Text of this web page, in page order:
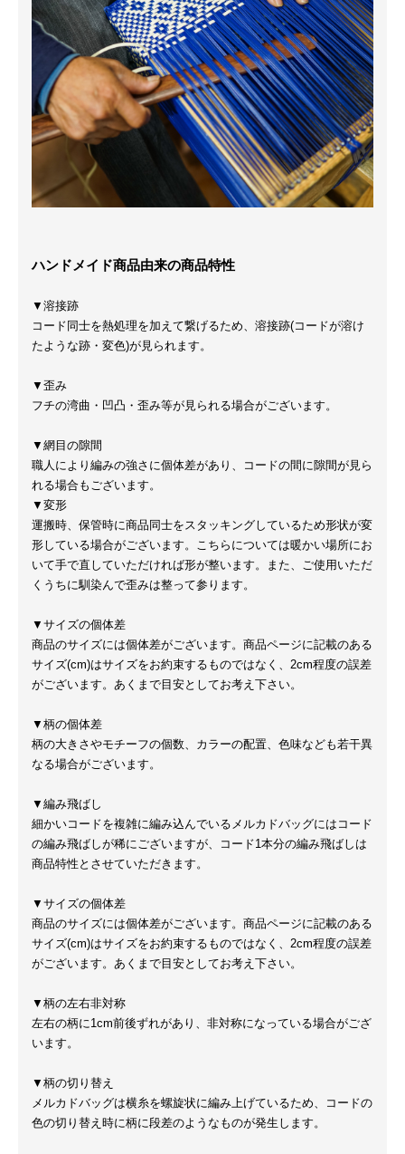
ハンドメイド商品由来の商品特性
▼溶接跡
コード同士を熱処理を加えて繋げるため、溶接跡(コードが溶け
たような跡・変色)が見られます。
▼歪み
フチの湾曲・凹凸・歪み等が見られる場合がございます。
▼網目の隙間
職人により編みの強さに個体差があり、コードの間に隙間が見ら
れる場合もございます。
▼変形
運搬時、保管時に商品同士をスタッキングしているため形状が変
形している場合がございます。こちらについては暖かい場所にお
いて手で直していただければ形が整います。また、ご使用いただ
くうちに馴染んで歪みは整って参ります。
▼サイズの個体差
商品のサイズには個体差がございます。商品ページに記載のある
サイズ(cm)はサイズをお約束するものではなく、2cm程度の誤差
がございます。あくまで目安としてお考え下さい。
▼柄の個体差
柄の大きさやモチーフの個数、カラーの配置、色味なども若干異
なる場合がございます。
▼編み飛ばし
細かいコードを複雑に編み込んでいるメルカドバッグにはコード
の編み飛ばしが稀にございますが、コード1本分の編み飛ばしは
商品特性とさせていただきます。
▼サイズの個体差
商品のサイズには個体差がございます。商品ページに記載のある
サイズ(cm)はサイズをお約束するものではなく、2cm程度の誤差
がございます。あくまで目安としてお考え下さい。
▼柄の左右非対称
左右の柄に1cm前後ずれがあり、非対称になっている場合がござ
います。
▼柄の切り替え
メルカドバッグは横糸を螺旋状に編み上げているため、コードの
色の切り替え時に柄に段差のようなものが発生します。